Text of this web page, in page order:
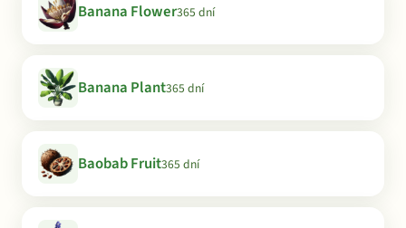
Banana Flower365 dní
Banana Plant365 dní
Baobab Fruit365 dní